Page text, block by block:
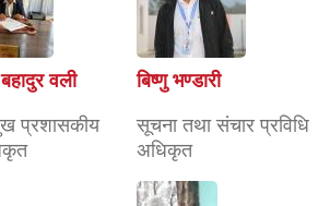
वली
प्रशासकीय
बिष्णु भण्डारी
सूचना तथा संचार प्रविधि
अधिकृत